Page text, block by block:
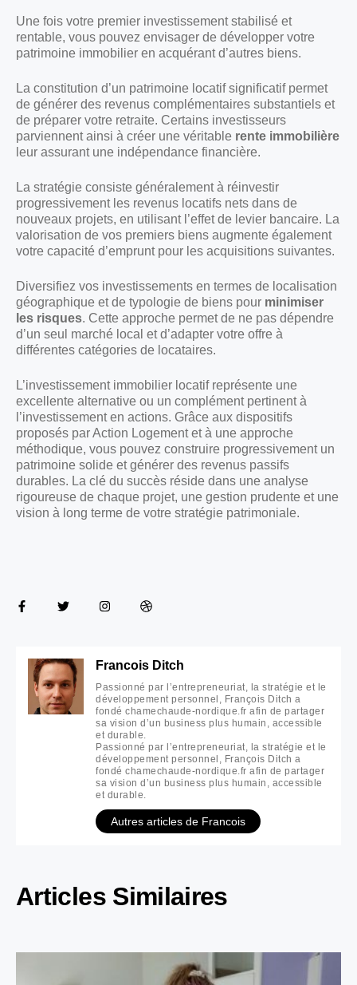
Une fois votre premier investissement stabilisé et
rentable, vous pouvez envisager de développer votre
patrimoine immobilier en acquérant d’autres biens.
La constitution d’un patrimoine locatif significatif permet
de générer des revenus complémentaires substantiels et
de préparer votre retraite. Certains investisseurs
parviennent ainsi à créer une véritable rente immobilière
leur assurant une indépendance financière.
La stratégie consiste généralement à réinvestir
progressivement les revenus locatifs nets dans de
nouveaux projets, en utilisant l’effet de levier bancaire. La
valorisation de vos premiers biens augmente également
votre capacité d’emprunt pour les acquisitions suivantes.
Diversifiez vos investissements en termes de localisation
géographique et de typologie de biens pour minimiser
les risques. Cette approche permet de ne pas dépendre
d’un seul marché local et d’adapter votre offre à
différentes catégories de locataires.
L’investissement immobilier locatif représente une
excellente alternative ou un complément pertinent à
l’investissement en actions. Grâce aux dispositifs
proposés par Action Logement et à une approche
méthodique, vous pouvez construire progressivement un
patrimoine solide et générer des revenus passifs
durables. La clé du succès réside dans une analyse
rigoureuse de chaque projet, une gestion prudente et une
vision à long terme de votre stratégie patrimoniale.
Francois Ditch
Passionné par l’entrepreneuriat, la stratégie et le
développement personnel, François Ditch a
fondé chamechaude-nordique.fr afin de partager
sa vision d’un business plus humain, accessible
et durable.
Passionné par l’entrepreneuriat, la stratégie et le
développement personnel, François Ditch a
fondé chamechaude-nordique.fr afin de partager
sa vision d’un business plus humain, accessible
et durable.
Autres articles de Francois
Articles Similaires